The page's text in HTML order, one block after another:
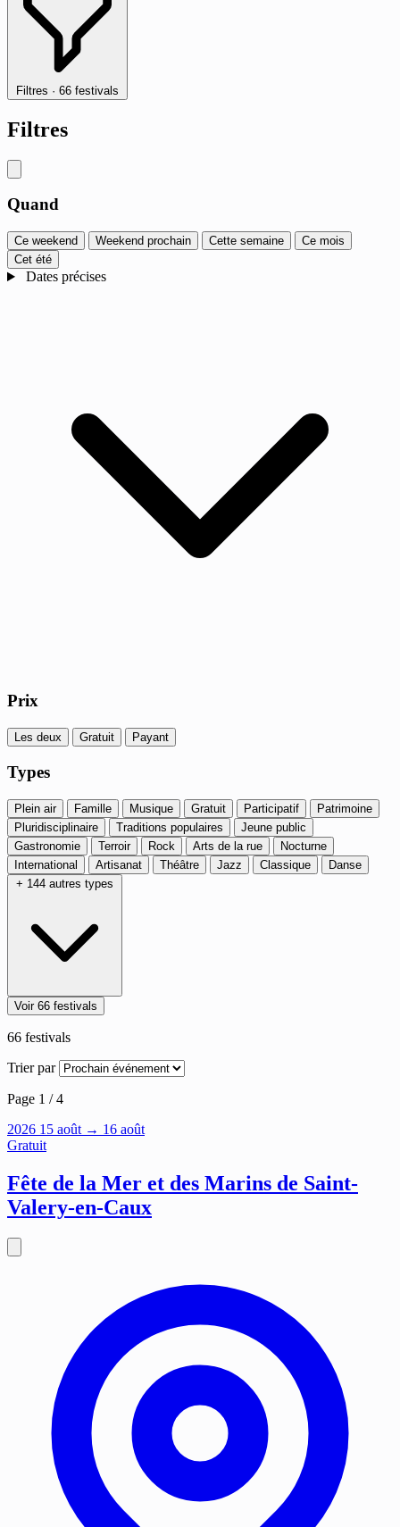
Filtres · 66 festivals
Filtres
Quand
Ce weekend Weekend prochain Cette semaine
Ce mois
Cet été
Dates précises
Prix
Les deux Gratuit Payant
Types
Plein air Famille Musique Gratuit Participatif
Patrimoine
Pluridisciplinaire
Traditions populaires
Jeune public
Gastronomie
Terroir Rock Arts de la rue
Nocturne
International
Artisanat Théâtre Jazz Classique
Danse
+ 144 autres types
Voir 66 festivals
66 festivals
Trier par
Page 1 / 4
2026 15 août → 16 août
Gratuit
Fête de la Mer et des Marins de Saint-
Valery-en-Caux